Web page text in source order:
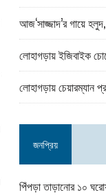
আজ‘সাজ্জাদ’র গায়ে
লোহাগড়ায় ইজিবাইক
লোহাগড়ায় চেয়ারম্যান
জনপ্রিয়
পিঁপড়া তাড়ানোর ১০